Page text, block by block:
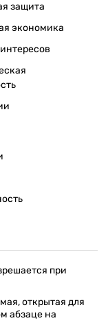
защита
экономика
при
открытая для
абзаце на